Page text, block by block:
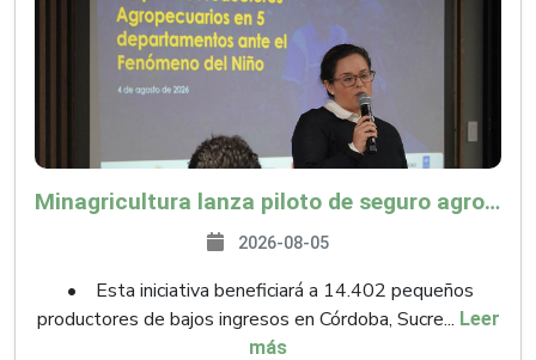
Minagricultura lanza piloto de seguro agropecuario por $9.625 millones para proteger a más de 14.000 pequeños productores contra riesgos del Fenómeno de El Niño
2026-08-05
• Esta iniciativa beneficiará a 14.402 pequeños
productores de bajos ingresos en Córdoba, Sucre... Leer
más